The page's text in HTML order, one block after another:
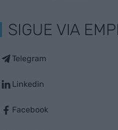
SIGUE VIA
Telegram
Linkedin
Facebook